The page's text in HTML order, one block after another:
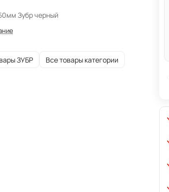
Зубр черный
ЗУБР Все товары категории